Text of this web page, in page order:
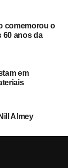
comemorou o
60 anos da
em
Almey